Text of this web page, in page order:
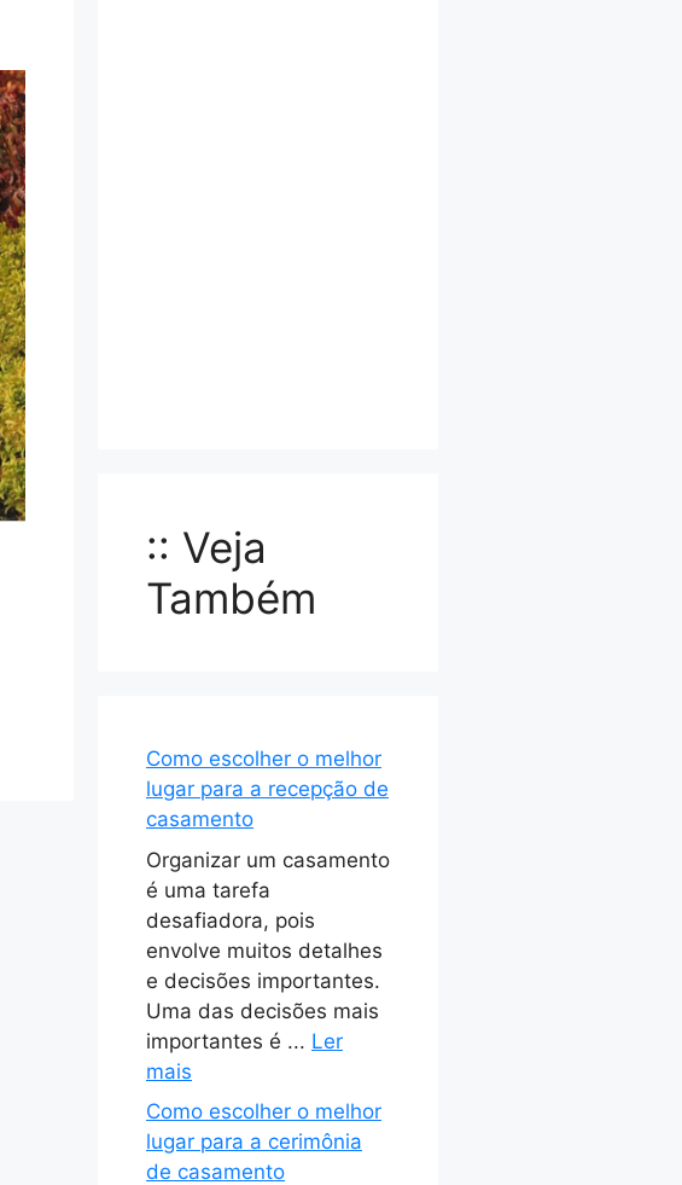
:: Veja
Também
Como escolher o melhor
lugar para a recepção de
casamento
Organizar um casamento
é uma tarefa
desafiadora, pois
envolve muitos detalhes
e decisões importantes.
Uma das decisões mais
importantes é ... Ler
mais
Como escolher o melhor
lugar para a cerimônia
de casamento